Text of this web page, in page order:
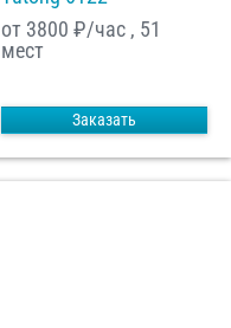
от 3800 ₽/час , 51
мест
Заказать